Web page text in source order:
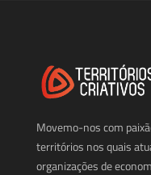
Movemo-nos com
territórios nos quais
organizações de